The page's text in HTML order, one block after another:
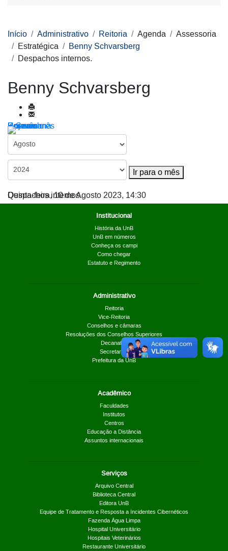
Início Administrativo Reitoria Agenda
Assessoria
Estratégica
Benny Schvarsberg
Despachos internos.
Benny Schvarsberg
Por ano
Por mês
Por semana
Hoje
Ir para o mês
Ir para o mês
Despachos internos.
Quinta-feira, 10 de Agosto 2023, 14:30
Institucional
História da UnB
UnB em números
Conheça os campi
Como chegar
Estatuto e Regimento
Administrativo
Reitoria
Vice-Reitoria
Conselhos e câmaras
Resoluções dos Conselhos Superiores
Decanatos
Secretarias
Prefeitura da UnB
Acadêmico
Faculdades
Institutos
Centros
Educação a Distância
Assuntos internacionais
Serviços
Arquivo Central
Biblioteca Central
Editora UnB
Equipe de Tratamento e Resposta a Incidentes Cibernéticos
Fazenda Água Limpa
Hospital Universitário
Hospitais Veterinários
Restaurante Universitário